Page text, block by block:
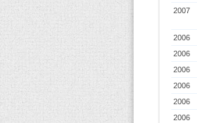
2007
2006
2006
2006
2006
2006
2006